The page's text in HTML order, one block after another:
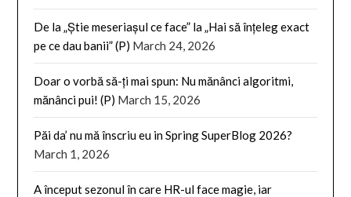
De la „Știe meseriașul ce face” la „Hai să înțeleg exact
pe ce dau banii” (P) March 24, 2026
Doar o vorbă să-ți mai spun: Nu mănânci algoritmi,
mănânci pui! (P) March 15, 2026
Păi da’ nu mă înscriu eu in Spring SuperBlog 2026?
March 1, 2026
A început sezonul în care HR-ul face magie, iar